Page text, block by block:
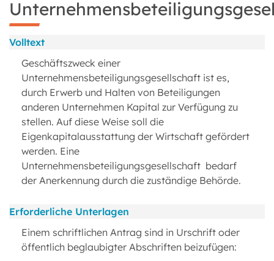
Volltext
Geschäftszweck einer
Unternehmensbeteiligungsgesellschaft ist es,
durch Erwerb und Halten von Beteiligungen
anderen Unternehmen Kapital zur Verfügung zu
stellen. Auf diese Weise soll die
Eigenkapitalausstattung der Wirtschaft gefördert
werden. Eine
Unternehmensbeteiligungsgesellschaft bedarf
der Anerkennung durch die zuständige Behörde.
Erforderliche Unterlagen
Einem schriftlichen Antrag sind in Urschrift oder
öffentlich beglaubigter Abschriften beizufügen: